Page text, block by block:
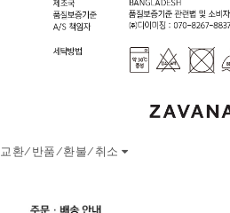
교환/반품/환불/취소